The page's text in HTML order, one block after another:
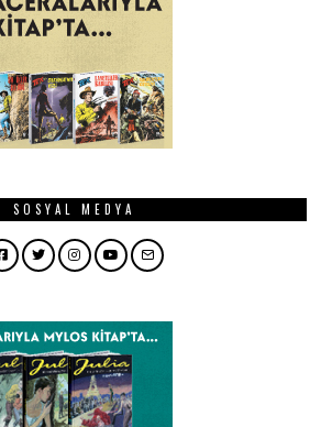
SOSYAL MEDYA
Facebook
TwitterInstagram
YouTubeEmail